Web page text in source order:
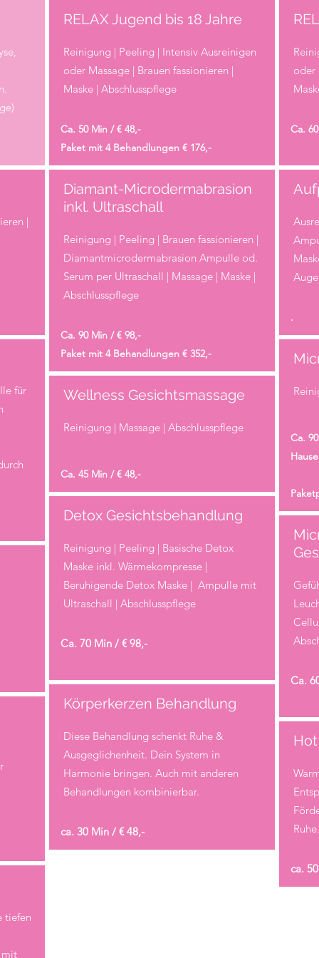
|
für
tiefen
mit
RELAX Jugend bis 18 Jahre
Reinigung | Peeling | Intensiv Ausreinigen
oder Massage | Brauen fassionieren |
Maske | Abschlusspflege
Ca. 50 Min / € 48,-
Paket mit 4 Behandlungen € 176,-
Diamant-Microdermabrasion
inkl. Ultraschall
Reinigung | Peeling | Brauen fassionieren |
Diamantmicrodermabrasion Ampulle od.
Serum per Ultraschall | Massage | Maske |
Abschlusspflege
Ca. 90 Min / € 98,-
Paket mit 4 Behandlungen € 352,-
Wellness Gesichtsmassage
Reinigung | Massage | Abschlusspflege
Ca. 45 Min / € 48,-
Detox Gesichtsbehandlung
Reinigung | Peeling | Basische Detox
Maske inkl. Wärmekompresse |
Beruhigende Detox Maske | Ampulle mit
Ultraschall | Abschlusspflege
Ca. 70 Min / € 98,-
Körperkerzen Behandlung
Diese Behandlung schenkt Ruhe &
Ausgeglichenheit. Dein System in
Harmonie bringen. Auch mit anderen
Behandlungen kombinierbar.
ca. 30 Min / € 48,-
oder
Ca.
.
Ca.
Hause
Ca.
Ruhe.
ca.